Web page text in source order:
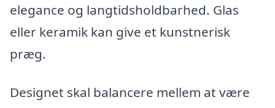
elegance og langtidsholdbarhed. Glas
eller keramik kan give et kunstnerisk
præg.
Designet skal balancere mellem at være